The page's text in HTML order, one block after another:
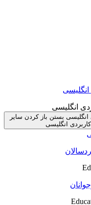
انگلیسی
انگلیسی بستن باز کردن سایر
انگلیسی